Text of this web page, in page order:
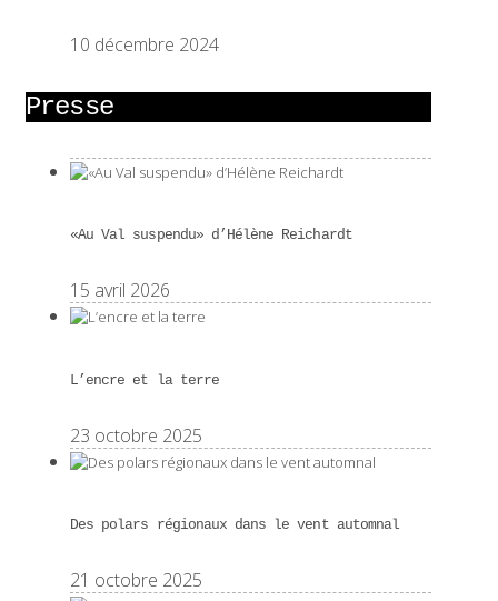
10 décembre 2024
Presse
«Au Val suspendu» d’Hélène Reichardt
15 avril 2026
L’encre et la terre
23 octobre 2025
Des polars régionaux dans le vent automnal
21 octobre 2025